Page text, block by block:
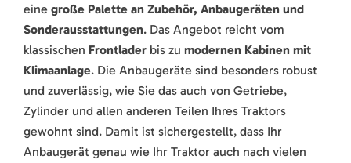
eine große Palette an Zubehör, Anbaugeräten und
Sonderausstattungen. Das Angebot reicht vom
klassischen Frontlader bis zu modernen Kabinen mit
Klimaanlage. Die Anbaugeräte sind besonders robust
und zuverlässig, wie Sie das auch von Getriebe,
Zylinder und allen anderen Teilen Ihres Traktors
gewohnt sind. Damit ist sichergestellt, dass Ihr
Anbaugerät genau wie Ihr Traktor auch nach vielen